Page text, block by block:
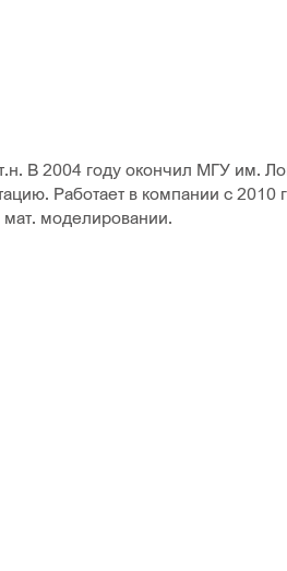
В 2004 году окончил МГУ им.
Работает в компании с 2010
мат. моделировании.